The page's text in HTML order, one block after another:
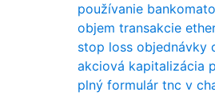
používanie
objem transakcie
stop loss objednávky
akciová kapitalizácia
plný formulár tnc v